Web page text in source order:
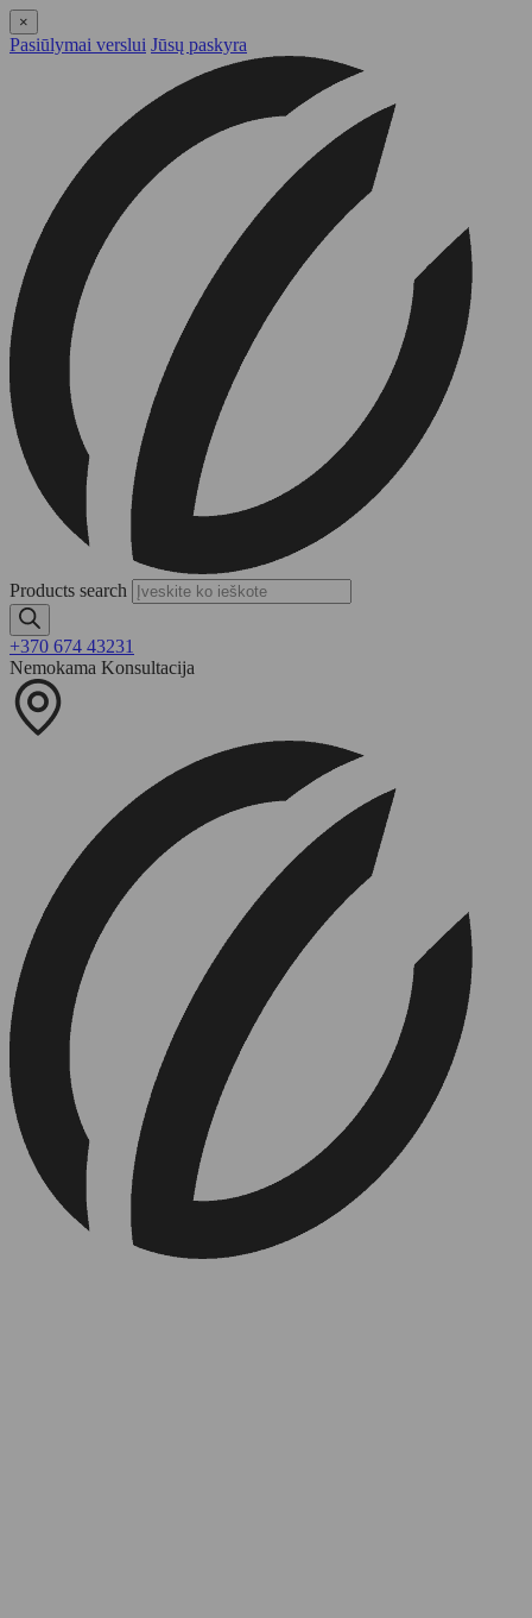
×
Pasiūlymai verslui Jūsų paskyra
Products search
+370 674 43231
Nemokama Konsultacija